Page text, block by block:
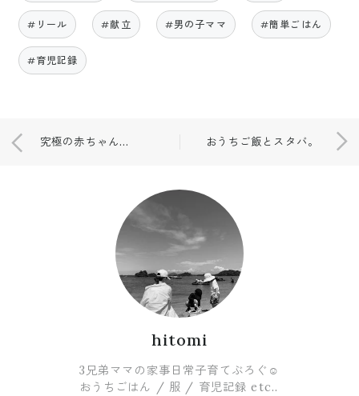
#リール #献立 #男の子ママ #簡単ごはん
#育児記録
究極の赤ちゃんかえり👶🏻 おうちご飯とスタバ。
hitomi
3兄弟ママの家事日常子育てぶろぐ☺︎
おうちごはん / 服 / 育児記録 etc..